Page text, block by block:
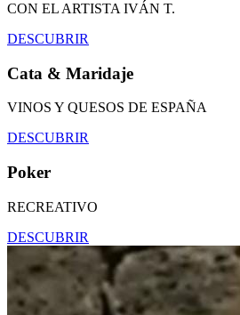
CON EL ARTISTA IVÁN T.
DESCUBRIR
Cata & Maridaje
VINOS Y QUESOS DE ESPAÑA
DESCUBRIR
Poker
RECREATIVO
DESCUBRIR